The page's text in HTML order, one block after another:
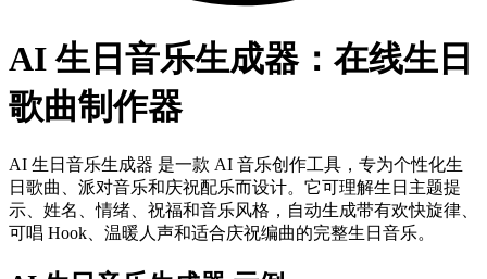
AI 生日音乐生成器：在线生日
歌曲制作器
AI 生日音乐生成器 是一款 AI 音乐创作工具，专为个性化生
日歌曲、派对音乐和庆祝配乐而设计。它可理解生日主题提
示、姓名、情绪、祝福和音乐风格，自动生成带有欢快旋律、
可唱 Hook、温暖人声和适合庆祝编曲的完整生日音乐。